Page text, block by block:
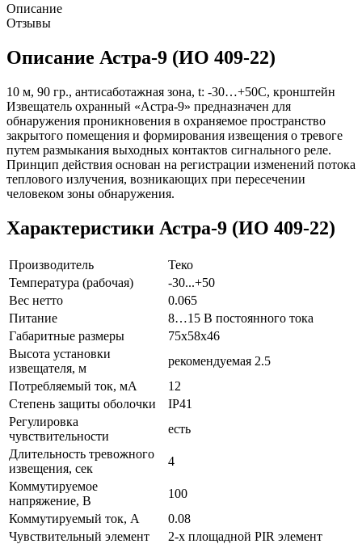
Описание
Отзывы
Описание Астра-9 (ИО 409-22)
10 м, 90 гр., антисаботажная зона, t: -30…+50С, кронштейн
Извещатель охранный «Астра-9» предназначен для
обнаружения проникновения в охраняемое пространство
закрытого помещения и формирования извещения о тревоге
путем размыкания выходных контактов сигнального реле.
Принцип действия основан на регистрации изменений потока
теплового излучения, возникающих при пересечении
человеком зоны обнаружения.
Характеристики Астра-9 (ИО 409-22)
Производитель
Теко
Температура (рабочая)
-30...+50
Вес нетто
0.065
Питание
8…15 В постоянного тока
Габаритные размеры
75х58х46
Высота установки
извещателя, м
рекомендуемая 2.5
Потребляемый ток, мА
12
Степень защиты оболочки
IP41
Регулировка
чувствительности
есть
Длительность тревожного
извещения, сек
4
Коммутируемое
напряжение, В
100
Коммутируемый ток, А
0.08
Чувствительный элемент
2-х площадной PIR элемент